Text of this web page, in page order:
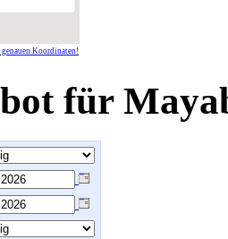
genauen Koordinaten!
für